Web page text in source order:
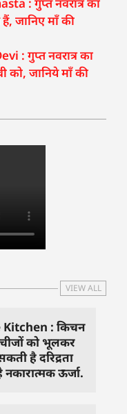
: गुप्त नवरात्र का
हैं, जानिए माँ की
: गुप्त नवरात्र का
को, जानिये माँ की
VIEW ALL
: किचन
को भूलकर
है दरिद्रता
ऊर्जा.